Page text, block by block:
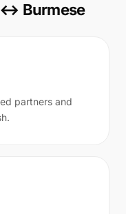
↔ Burmese
partners and